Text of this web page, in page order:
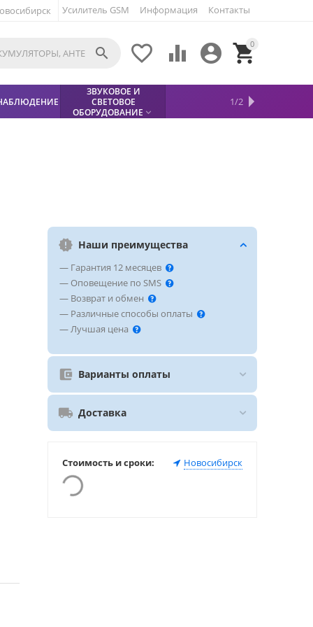
Усилитель GSM Информация Контакты
0


 

ЗВУКОВОЕ И
СВЕТОВОЕ
ОБОРУДОВАНИЕ 
МЕТАЛЛОДЕТЕКТОР
СФИНКС (SPHINX)
БЕЗОПАСНОСТЬ 
КИСЛОТНЫЕ
АККУМУЛЯТОРЫ 
1/2
Наши преимущества
— Гарантия 12 месяцев
— Оповещение по SMS
— Возврат и обмен
— Различные способы оплаты
— Лучшая цена
Варианты оплаты
Доставка
Стоимость и сроки: Новосибирск